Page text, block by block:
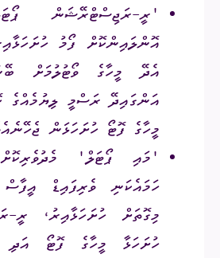
'ރީ-ރަޖިސްޓްރޭޝަން
އޮންލައިންކޮށް ފޯމު
އެދޭ މީހާގެ ވޯޓުލުމަށް
އަންގައިދޭ ރަސްމީ ލިޔުމެއްގެ
މީހާގެ ފޮޓޯ ހުށަހަޅަން
'މައި ޕޯޓަލް'
ހަމައެކަނި ވެރިފައިޑް
މިގޮތަށް ހުށަހަޅާއިރު، ރީ-
ހުށަހަޅާ މީހާގެ ފޮޓޯ އަދި